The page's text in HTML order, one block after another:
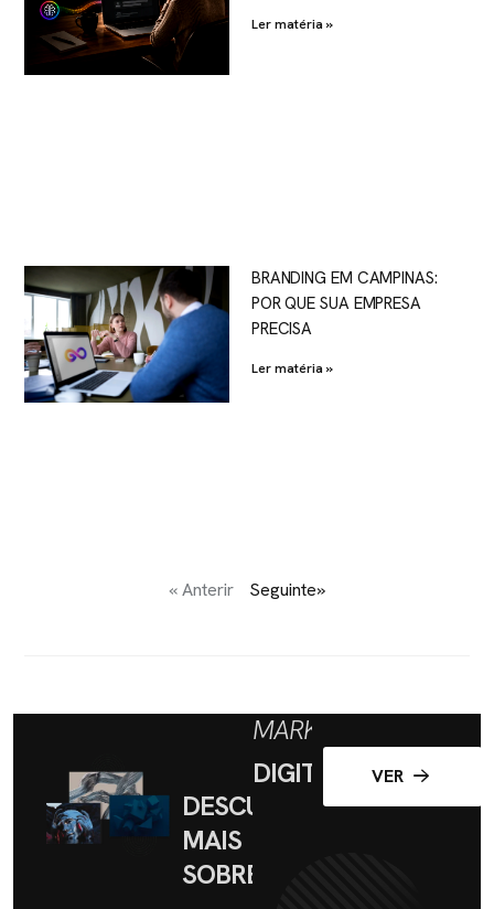
Ler matéria »
BRANDING EM CAMPINAS:
POR QUE SUA EMPRESA
PRECISA
Ler matéria »
« Anterir Seguinte»
DESCUBRA
MAIS
SOBRE
MARKETING
DIGITAL
VER